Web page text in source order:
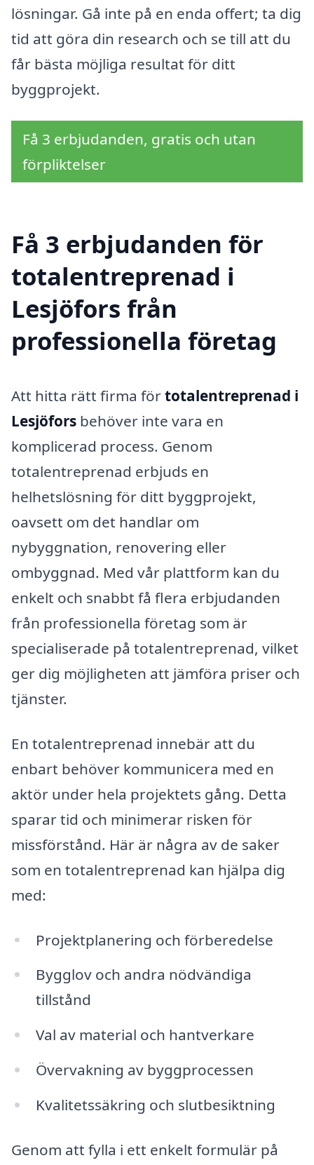
lösningar. Gå inte på en enda offert; ta dig
tid att göra din research och se till att du
får bästa möjliga resultat för ditt
byggprojekt.
Få 3 erbjudanden, gratis och utan
förpliktelser
Få 3 erbjudanden för
totalentreprenad i
Lesjöfors från
professionella företag
Att hitta rätt firma förtotalentreprenad i
Lesjöfors behöver inte vara en
komplicerad process. Genom
totalentreprenad erbjuds en
helhetslösning för ditt byggprojekt,
oavsett om det handlar om
nybyggnation, renovering eller
ombyggnad. Med vår plattform kan du
enkelt och snabbt få flera erbjudanden
från professionella företag som är
specialiserade på totalentreprenad, vilket
ger dig möjligheten att jämföra priser och
tjänster.
En totalentreprenad innebär att du
enbart behöver kommunicera med en
aktör under hela projektets gång. Detta
sparar tid och minimerar risken för
missförstånd. Här är några av de saker
som en totalentreprenad kan hjälpa dig
med:
Projektplanering och förberedelse
Bygglov och andra nödvändiga
tillstånd
Val av material och hantverkare
Övervakning av byggprocessen
Kvalitetssäkring och slutbesiktning
Genom att fylla i ett enkelt formulär på